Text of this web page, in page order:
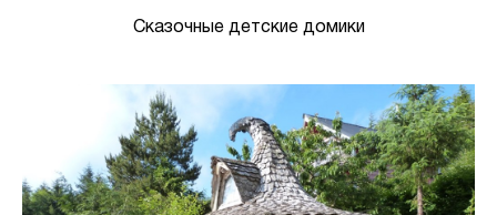
Сказочные детские домики